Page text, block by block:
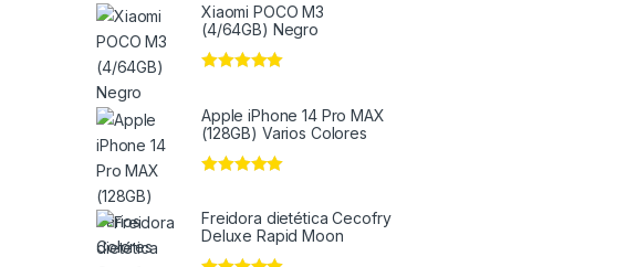
Xiaomi POCO M3
(4/64GB) Negro
Apple iPhone 14 Pro MAX
(128GB) Varios Colores
Freidora dietética Cecofry
Deluxe Rapid Moon